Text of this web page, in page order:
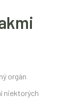
orgán
niektorých